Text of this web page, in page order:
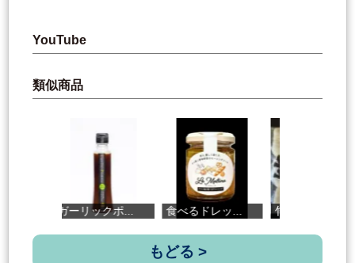
YouTube
類似商品
ガーリックポ... 食べるドレッ... 竹ちくわ（白）
もどる >